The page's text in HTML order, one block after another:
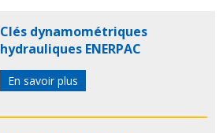
Clés dynamométriques
hydrauliques ENERPAC
En savoir plus